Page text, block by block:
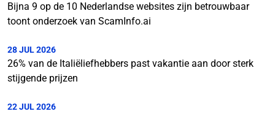
Bijna 9 op de 10 Nederlandse websites zijn betrouwbaar
toont onderzoek van ScamInfo.ai
28 JUL 2026
26% van de Italiëliefhebbers past vakantie aan door sterk
stijgende prijzen
22 JUL 2026